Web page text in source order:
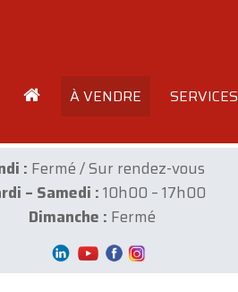
À VENDRE SERVICES
: Fermé / Sur rendez-vous
– Samedi :10h00 – 17h00
Dimanche : Fermé